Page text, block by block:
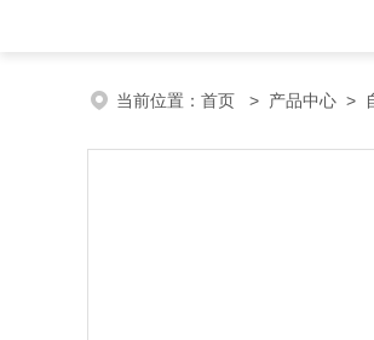
当前位置： 首页 > 产品中心 >